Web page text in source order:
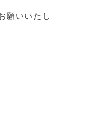
願いいたし